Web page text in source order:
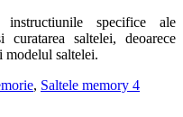
specifice ale
saltelei, deoarece
modelul saltelei.
, Saltele memory 4